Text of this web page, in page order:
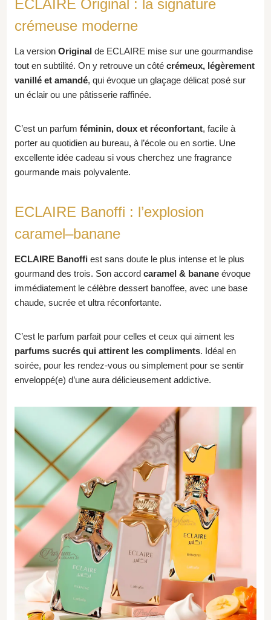
ECLAIRE Original : la signature
crémeuse moderne
La versionOriginal de ECLAIRE mise sur une gourmandise
tout en subtilité. On y retrouve un côtécrémeux, légèrement
vanillé et amandé, qui évoque un glaçage délicat posé sur
un éclair ou une pâtisserie raffinée.
C’est un parfumféminin, doux et réconfortant, facile à
porter au quotidien au bureau, à l’école ou en sortie. Une
excellente idée cadeau si vous cherchez une fragrance
gourmande mais polyvalente.
ECLAIRE Banoffi : l’explosion
caramel–banane
ECLAIRE Banoffi est sans doute le plus intense et le plus
gourmand des trois. Son accordcaramel & banane évoque
immédiatement le célèbre dessert banoffee, avec une base
chaude, sucrée et ultra réconfortante.
C’est le parfum parfait pour celles et ceux qui aiment les
parfums sucrés qui attirent les compliments. Idéal en
soirée, pour les rendez-vous ou simplement pour se sentir
enveloppé(e) d’une aura délicieusement addictive.